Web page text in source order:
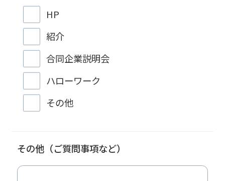
HP
紹介
合同企業説明会
ハローワーク
その他
その他（ご質問事項など）